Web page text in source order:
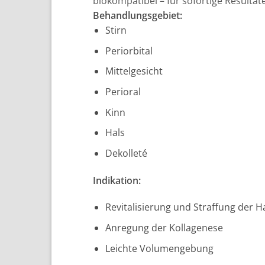
Behandlungsgebiet:
Stirn
Periorbital
Mittelgesicht
Perioral
Kinn
Hals
Dekolleté
Indikation:
Revitalisierung und Straffung der
Anregung der Kollagenese
Leichte Volumengebung